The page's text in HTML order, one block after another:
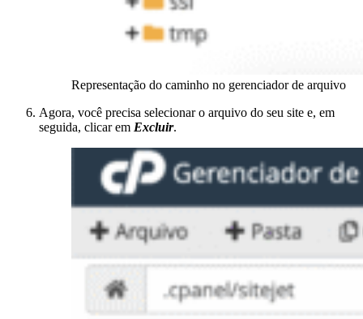
Representação do caminho no gerenciador de arquivo
Agora, você precisa selecionar o arquivo do seu site e, em
seguida, clicar em Excluir.